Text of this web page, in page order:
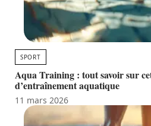
SPORT
Aqua Training : tout savoir sur
d’entraînement aquatique
11 mars 2026